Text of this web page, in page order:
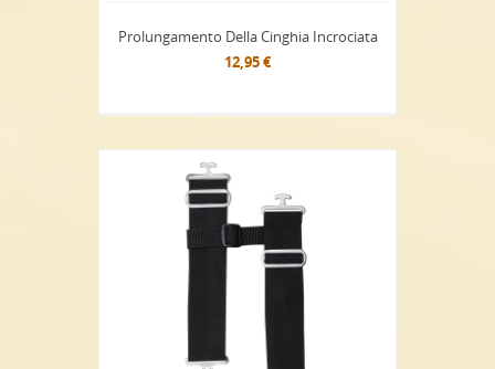
Prolungamento Della Cinghia Incrociata
12,95 €